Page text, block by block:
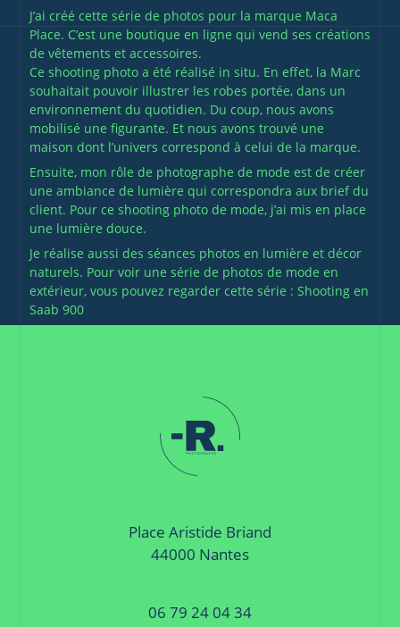
J’ai créé cette série de photos pour la marque Maca
Place. C’est une boutique en ligne qui vend ses créations
de vêtements et accessoires.
Ce shooting photo a été réalisé in situ. En effet, la Marc
souhaitait pouvoir illustrer les robes portée, dans un
environnement du quotidien. Du coup, nous avons
mobilisé une figurante. Et nous avons trouvé une
maison dont l’univers correspond à celui de la marque.
Ensuite, mon rôle de photographe de mode est de créer
une ambiance de lumière qui correspondra aux brief du
client. Pour ce shooting photo de mode, j’ai mis en place
une lumière douce.
Je réalise aussi des séances photos en lumière et décor
naturels. Pour voir une série de photos de mode en
extérieur, vous pouvez regarder cette série : Shooting en
Saab 900
Place Aristide Briand
44000 Nantes
06 79 24 04 34